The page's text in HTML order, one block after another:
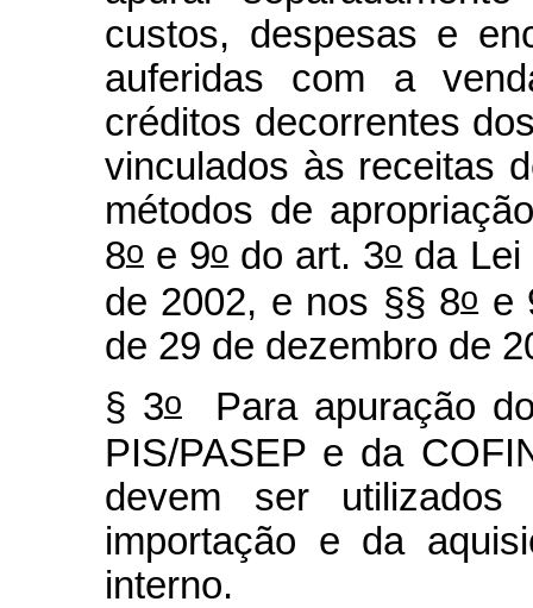
custos, despesas e
auferidas com a
créditos decorrentes
vinculados às receitas
métodos de
8o e 9odo art. 3oda Lei
de 2002, e nos §§ 8oe
de 29 de dezembro de
§ 3oPara apuração
PIS/PASEP e da
devem ser
importação e da
interno.